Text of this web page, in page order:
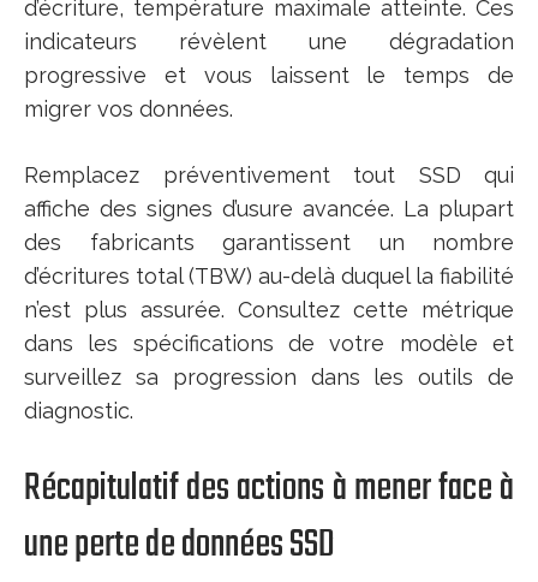
d’écriture, température maximale atteinte. Ces
indicateurs révèlent une dégradation
progressive et vous laissent le temps de
migrer vos données.
Remplacez préventivement tout SSD qui
affiche des signes d’usure avancée. La plupart
des fabricants garantissent un nombre
d’écritures total (TBW) au-delà duquel la fiabilité
n’est plus assurée. Consultez cette métrique
dans les spécifications de votre modèle et
surveillez sa progression dans les outils de
diagnostic.
Récapitulatif des actions à mener face à
une perte de données SSD